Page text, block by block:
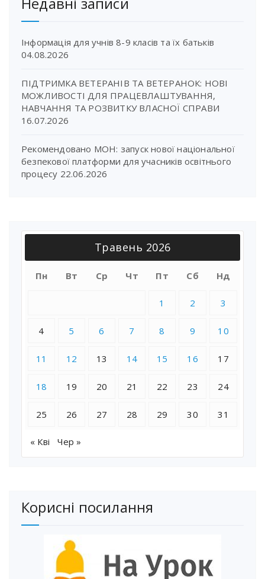
Інформація для учнів 8-9 класів та їх батьків
04.08.2026
ПІДТРИМКА ВЕТЕРАНІВ ТА ВЕТЕРАНОК: НОВІ
МОЖЛИВОСТІ ДЛЯ ПРАЦЕВЛАШТУВАННЯ,
НАВЧАННЯ ТА РОЗВИТКУ ВЛАСНОЇ СПРАВИ
16.07.2026
Рекомендовано МОН: запуск нової національної
безпекової платформи для учасників освітнього
процесу 22.06.2026
Травень 2026
Пн Вт Ср Чт Пт Сб Нд
1 2 3
4 5 6 7 8 9 10
11 12 13 14 15 16 17
18 19 20 21 22 23 24
25 26 27 28 29 30 31
« Кві Чер »
Корисні посилання